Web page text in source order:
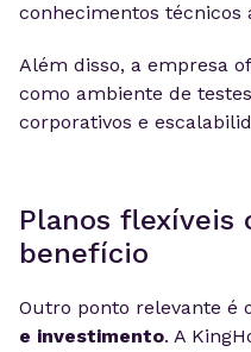
conhecimentos técnicos
Além disso, a empresa
como ambiente de
corporativos e
Planos
benefício
Outro ponto relevante é
e investimento. A